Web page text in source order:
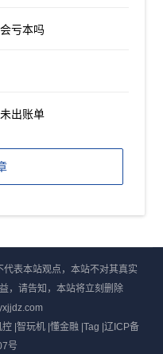
亏本吗
出账单
表本站观点，本站不对其真实
，请告知，本站将立刻删除
控|智玩机|懂金融 |Tag |辽ICP备
号